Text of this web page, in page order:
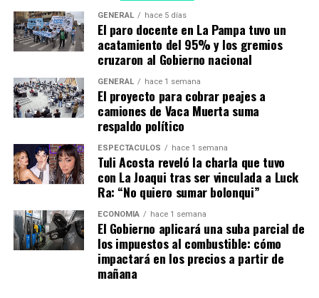
CANADA Dólar Canadiense: $100 = USD 73,48 USD1 =
73,48
GENERAL hace 5 días
El paro docente en La Pampa tuvo un
acatamiento del 95% y los gremios
cruzaron al Gobierno nacional
GENERAL hace 1 semana
El proyecto para cobrar peajes a
camiones de Vaca Muerta suma
respaldo político
ESPECTÁCULOS hace 1 semana
Tuli Acosta reveló la charla que tuvo
con La Joaqui tras ser vinculada a Luck
Ra: “No quiero sumar bolonqui”
ECONOMÍA hace 1 semana
El Gobierno aplicará una suba parcial de
los impuestos al combustible: cómo
impactará en los precios a partir de
mañana